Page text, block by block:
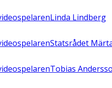
Linda Lindberg
Statsrådet
Tobias